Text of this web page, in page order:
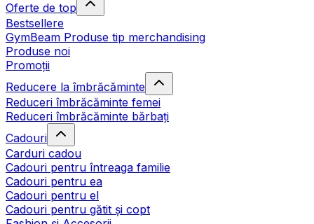
Oferte de top
Bestsellere
GymBeam Produse tip merchandising
Produse noi
Promoții
Reducere la îmbrăcăminte
Reduceri îmbrăcăminte femei
Reduceri îmbrăcăminte bărbați
Cadouri
Carduri cadou
Cadouri pentru întreaga familie
Cadouri pentru ea
Cadouri pentru el
Cadouri pentru gătit și copt